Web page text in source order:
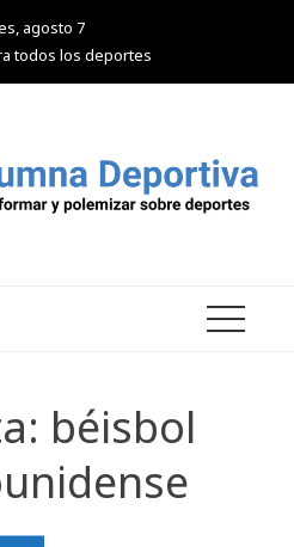
agosto 7
todos los deportes
béisbol